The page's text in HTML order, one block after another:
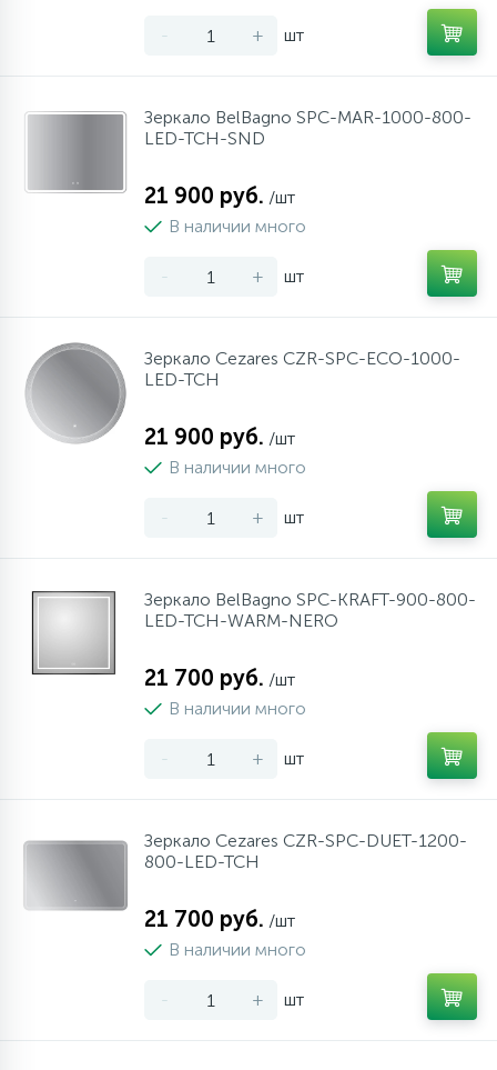
Душевые кабины
Гигиенические души
Душевые стойки
Душевые гарнитуры
10
Душевые системы
19
Стаканы для ванной
- + шт
Зеркало BelBagno SPC-MAR-1000-800-
LED-TCH-SND
21 900 руб. /шт
В наличии много
- + шт
Зеркало Cezares CZR-SPC-ECO-1000-
LED-TCH
21 900 руб. /шт
В наличии много
- + шт
Зеркало BelBagno SPC-KRAFT-900-800-
LED-TCH-WARM-NERO
21 700 руб. /шт
В наличии много
- + шт
Зеркало Cezares CZR-SPC-DUET-1200-
800-LED-TCH
21 700 руб. /шт
В наличии много
- + шт